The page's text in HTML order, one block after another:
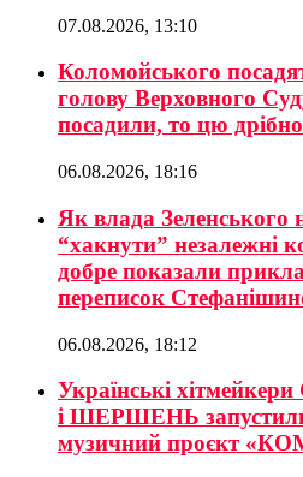
07.08.2026, 13:10
Коломойського
голову Верховного
посадили, то цю
06.08.2026, 18:16
Як влада Зеленського
“хакнути” незалежні
добре показали
переписок
06.08.2026, 18:12
Українські
і ШЕРШЕНЬ
музичний проєкт